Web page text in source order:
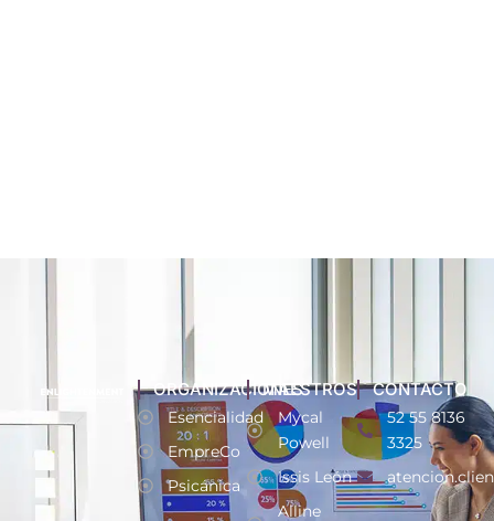
ORGANIZACIONES
Esencialidad
EmpreCo
Psicánica
MAESTROS
Mycal
Powell
Issis León
Alline
CONTACTO
52 55 8136
3325